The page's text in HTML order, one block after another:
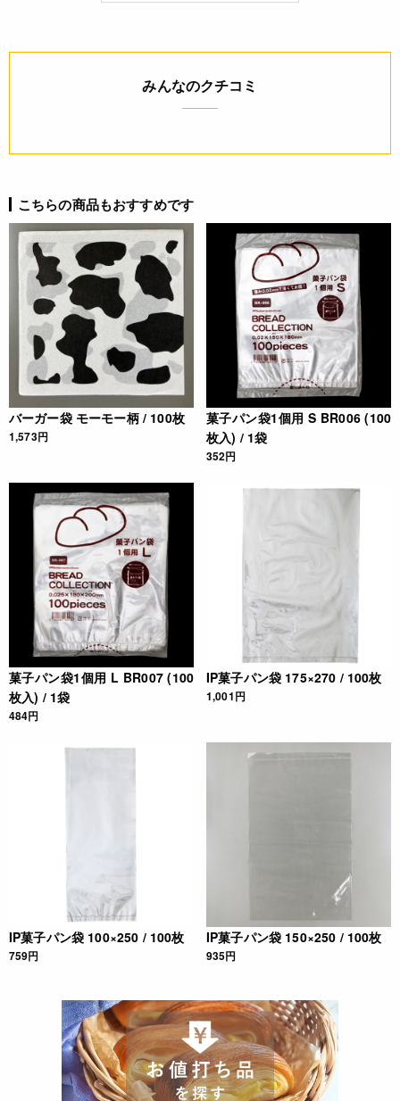
詳細
◆材質：OP◆厚さ：0.03みんなのクチコミ
こちらの商品もおすすめです
バーガー袋 モーモー柄 / 100枚
1,573円
菓子パン袋1個用 S BR006 (100
枚入) / 1袋
352円
菓子パン袋1個用 L BR007 (100
枚入) / 1袋
484円
IP菓子パン袋 175×270 / 100枚
1,001円
IP菓子パン袋 100×250 / 100枚
759円
IP菓子パン袋 150×250 / 100枚
935円